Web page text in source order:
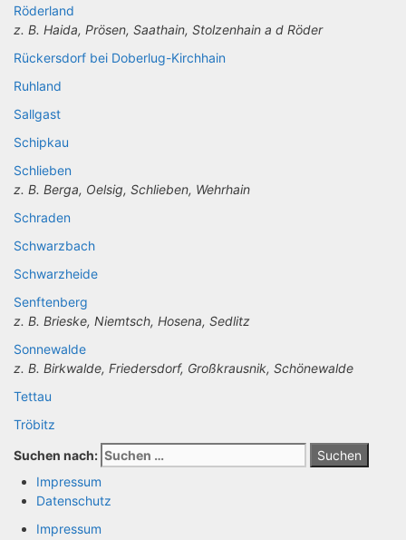
Röderland
z. B. Haida, Prösen, Saathain, Stolzenhain a d Röder
Rückersdorf bei Doberlug-Kirchhain
Ruhland
Sallgast
Schipkau
Schlieben
z. B. Berga, Oelsig, Schlieben, Wehrhain
Schraden
Schwarzbach
Schwarzheide
Senftenberg
z. B. Brieske, Niemtsch, Hosena, Sedlitz
Sonnewalde
z. B. Birkwalde, Friedersdorf, Großkrausnik, Schönewalde
Tettau
Tröbitz
Suchen nach:
Impressum
Datenschutz
Impressum